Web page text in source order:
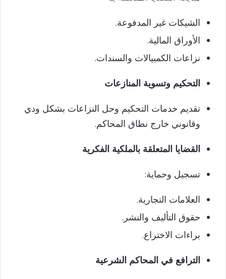
الشيكات غير المدفوعة.
الأوراق المالية.
نزاعات الكمبيالات والسندات.
التحكيم وتسوية المنازعات
تقديم خدمات التحكيم وحل النزاعات بشكل ودي
وقانوني خارج نطاق المحاكم.
القضايا المتعلقة بالملكية الفكرية
تسجيل وحماية:
العلامات التجارية.
حقوق التأليف والنشر.
براءات الاختراع.
الترافع في المحاكم الشرعية